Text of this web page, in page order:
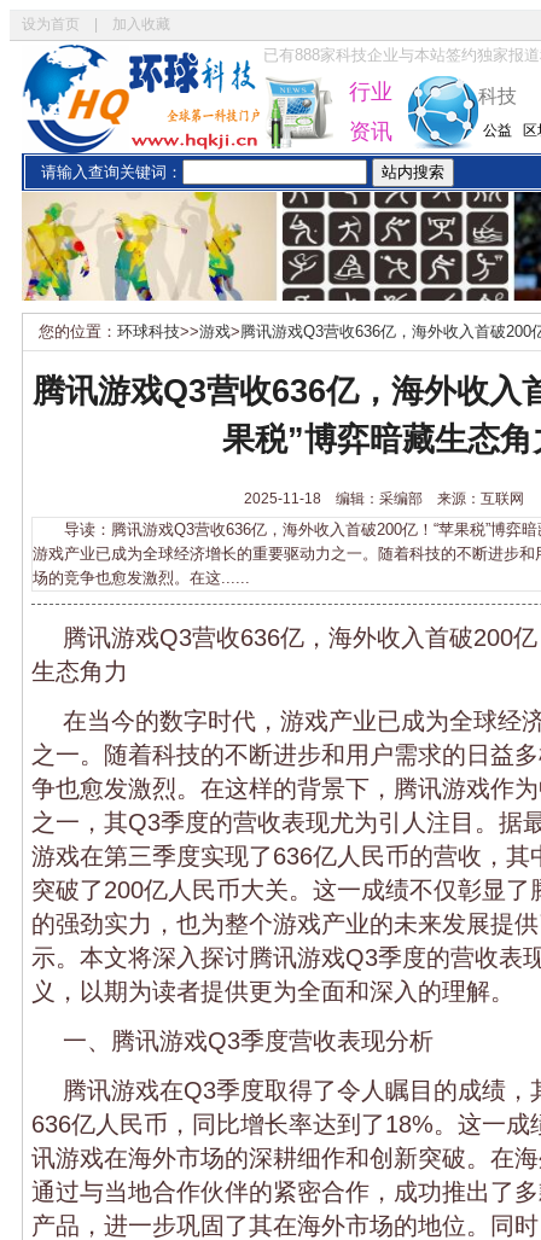
设为首页 加入收藏
已有888家科技企业与本站签约独家报
行业
资讯
科技
公益
请输入查询关键词：
您的位置： 环球科技>>游戏>腾讯游戏Q3营收636亿，海外收入首破200
腾讯游戏Q3营收636亿，海外收入
果税”博弈暗藏生态角
2025-11-18 编辑：采编部 来源：互联网
导读：腾讯游戏Q3营收636亿，海外收入首破200亿！“苹果税”博弈
游戏产业已成为全球经济增长的重要驱动力之一。随着科技的不断进步
场的竞争也愈发激烈。在这......
腾讯游戏Q3营收636亿，海外收入首破200
生态角力
在当今的数字时代，游戏产业已成为全球经
之一。随着科技的不断进步和用户需求的日益
争也愈发激烈。在这样的背景下，腾讯游戏作
之一，其Q3季度的营收表现尤为引人注目。据
游戏在第三季度实现了636亿人民币的营收，其
突破了200亿人民币大关。这一成绩不仅彰显了
的强劲实力，也为整个游戏产业的未来发展提
示。本文将深入探讨腾讯游戏Q3季度的营收表
义，以期为读者提供更为全面和深入的理解。
一、腾讯游戏Q3季度营收表现分析
腾讯游戏在Q3季度取得了令人瞩目的成绩，
636亿人民币，同比增长率达到了18%。这一成
讯游戏在海外市场的深耕细作和创新突破。在
通过与当地合作伙伴的紧密合作，成功推出了
产品，进一步巩固了其在海外市场的地位。同